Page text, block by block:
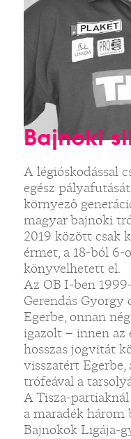
Bajnoki
A légióskodással
egész
környező
magyar bajnoki
2019 között csak
érmet, a 18-ból
könyvelhetett el.
Az OB I-ben
Gerendás György
Egerbe, onnan
igazolt – innen az
hosszas jogvitát
visszatért
trófeával a
A Tisza-
a maradék három
Bajnokok Ligája-